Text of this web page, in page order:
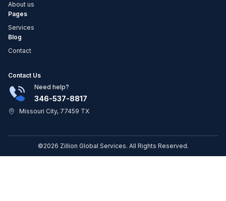
About us
Pages
Services
Blog
Contact
Contact Us
Need help?
346-537-8817
Missouri City, 77459 TX
©2026 Zillion Global Services. All Rights Reserved.